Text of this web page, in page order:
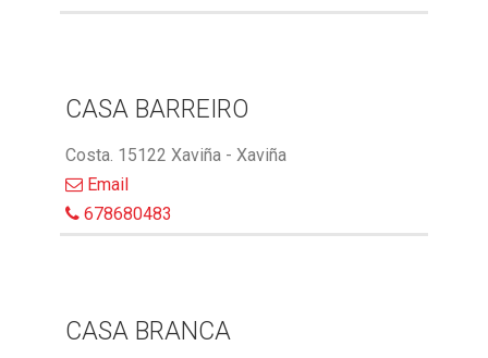
CASA BARREIRO
Costa. 15122 Xaviña - Xaviña
Email
678680483
CASA BRANCA